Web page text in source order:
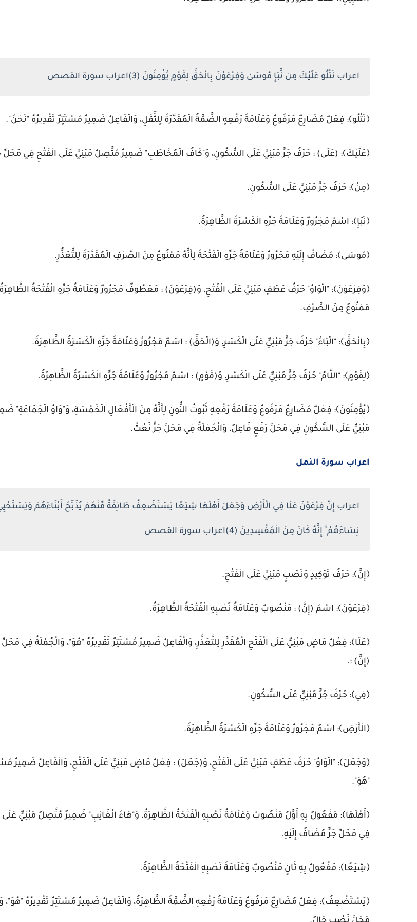
اعراب نَتْلُو عَلَيْكَ مِن نَّبَإِ مُوسَىٰ وَفِرْعَوْنَ بِالْحَقِّ لِقَوْمٍ يُؤْمِنُونَ (3)اعراب سورة القصص
﴿نَتْلُو﴾: فِعْلٌ مُضَارِعٌ مَرْفُوعٌ وَعَلَامَةُ رَفْعِهِ الضَّمَّةُ الْمُقَدَّرَةُ لِلثِّقَلِ، وَالْفَاعِلُ ضَمِيرٌ مُسْتَتِرٌ تَقْدِيرُهُ "نَحْنُ".
﴿عَلَيْكَ﴾: (عَلَى) : حَرْفُ جَرٍّ مَبْنِيٌّ عَلَى السُّكُونِ، وَ"كَافُ الْمُخَاطَبِ" ضَمِيرٌ مُتَّصِلٌ مَبْنِيٌّ عَلَى الْفَتْحِ فِي مَحَلِّ
﴿مِنْ﴾: حَرْفُ جَرٍّ مَبْنِيٌّ عَلَى السُّكُونِ.
﴿نَبَإِ﴾: اسْمٌ مَجْرُورٌ وَعَلَامَةُ جَرِّهِ الْكَسْرَةُ الظَّاهِرَةُ.
﴿مُوسَى﴾: مُضَافٌ إِلَيْهِ مَجْرُورٌ وَعَلَامَةُ جَرِّهِ الْفَتْحَةُ لِأَنَّهُ مَمْنُوعٌ مِنَ الصَّرْفِ الْمُقَدَّرَةُ لِلتَّعَذُّرِ.
﴿وَفِرْعَوْنَ﴾: "الْوَاوُ" حَرْفُ عَطْفٍ مَبْنِيٌّ عَلَى الْفَتْحِ، وَ(فِرْعَوْنَ) : مَعْطُوفٌ مَجْرُورٌ وَعَلَامَةُ جَرِّهِ الْفَتْحَةُ الظَّاهِرَةُ
مَمْنُوعٌ مِنَ الصَّرْفِ.
﴿بِالْحَقِّ﴾: "الْبَاءُ" حَرْفُ جَرٍّ مَبْنِيٌّ عَلَى الْكَسْرِ، وَ(الْحَقِّ) : اسْمٌ مَجْرُورٌ وَعَلَامَةُ جَرِّهِ الْكَسْرَةُ الظَّاهِرَةُ.
﴿لِقَوْمٍ﴾: "اللَّامُ" حَرْفُ جَرٍّ مَبْنِيٌّ عَلَى الْكَسْرِ، وَ(قَوْمٍ) : اسْمٌ مَجْرُورٌ وَعَلَامَةُ جَرِّهِ الْكَسْرَةُ الظَّاهِرَةُ.
﴿يُؤْمِنُونَ﴾: فِعْلٌ مُضَارِعٌ مَرْفُوعٌ وَعَلَامَةُ رَفْعِهِ ثُبُوتُ النُّونِ لِأَنَّهُ مِنَ الْأَفْعَالِ الْخَمْسَةِ، وَ"وَاوُ الْجَمَاعَةِ"
مَبْنِيٌّ عَلَى السُّكُونِ فِي مَحَلِّ رَفْعٍ فَاعِلٌ، وَالْجُمْلَةُ فِي مَحَلِّ جَرٍّ نَعْتٌ.
اعراب سورة النمل
اعراب إِنَّ فِرْعَوْنَ عَلَا فِي الْأَرْضِ وَجَعَلَ أَهْلَهَا شِيَعًا يَسْتَضْعِفُ طَائِفَةً مِّنْهُمْ يُذَبِّحُ أَبْنَاءَهُمْ
نِسَاءَهُمْ ۚ إِنَّهُ كَانَ مِنَ الْمُفْسِدِينَ (4)اعراب سورة القصص
﴿إِنَّ﴾: حَرْفُ تَوْكِيدٍ وَنَصْبٍ مَبْنِيٌّ عَلَى الْفَتْحِ.
﴿فِرْعَوْنَ﴾: اسْمُ (إِنَّ) : مَنْصُوبٌ وَعَلَامَةُ نَصْبِهِ الْفَتْحَةُ الظَّاهِرَةُ.
﴿عَلَا﴾: فِعْلٌ مَاضٍ مَبْنِيٌّ عَلَى الْفَتْحِ الْمُقَدَّرِ لِلتَّعَذُّرِ، وَالْفَاعِلُ ضَمِيرٌ مُسْتَتِرٌ تَقْدِيرُهُ "هُوَ"، وَالْجُمْلَةُ فِي مَحَلِّ
(إِنَّ) :.
﴿فِي﴾: حَرْفُ جَرٍّ مَبْنِيٌّ عَلَى السُّكُونِ.
﴿الْأَرْضِ﴾: اسْمٌ مَجْرُورٌ وَعَلَامَةُ جَرِّهِ الْكَسْرَةُ الظَّاهِرَةُ.
﴿وَجَعَلَ﴾: "الْوَاوُ" حَرْفُ عَطْفٍ مَبْنِيٌّ عَلَى الْفَتْحِ، وَ(جَعَلَ) : فِعْلٌ مَاضٍ مَبْنِيٌّ عَلَى الْفَتْحِ، وَالْفَاعِلُ ضَمِيرٌ
"هُوَ".
﴿أَهْلَهَا﴾: مَفْعُولٌ بِهِ أَوَّلُ مَنْصُوبٌ وَعَلَامَةُ نَصْبِهِ الْفَتْحَةُ الظَّاهِرَةُ، وَ"هَاءُ الْغَائِبِ" ضَمِيرٌ مُتَّصِلٌ مَبْنِيٌّ
فِي مَحَلِّ جَرٍّ مُضَافٌ إِلَيْهِ.
﴿شِيَعًا﴾: مَفْعُولٌ بِهِ ثَانٍ مَنْصُوبٌ وَعَلَامَةُ نَصْبِهِ الْفَتْحَةُ الظَّاهِرَةُ.
﴿يَسْتَضْعِفُ﴾: فِعْلٌ مُضَارِعٌ مَرْفُوعٌ وَعَلَامَةُ رَفْعِهِ الضَّمَّةُ الظَّاهِرَةُ، وَالْفَاعِلُ ضَمِيرٌ مُسْتَتِرٌ تَقْدِيرُهُ "هُوَ"،